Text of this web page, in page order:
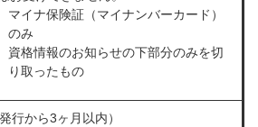
マイナ保険証（マイナンバーカード）
のみ
資格情報のお知らせの下部分のみを切
り取ったもの
発行から3ヶ月以内）